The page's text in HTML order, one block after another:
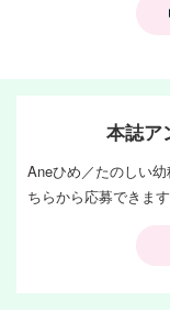
本誌ア
Aneひめ／たのしい
ちらから応募できます